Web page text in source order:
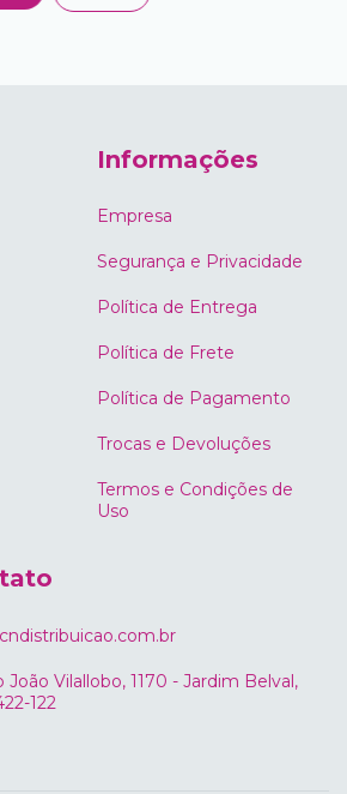
Informações
Empresa
Segurança e Privacidade
Política de Entrega
Política de Frete
Política de Pagamento
Trocas e Devoluções
Termos e Condições de
Uso
Vilallobo, 1170 - Jardim Belval,
122